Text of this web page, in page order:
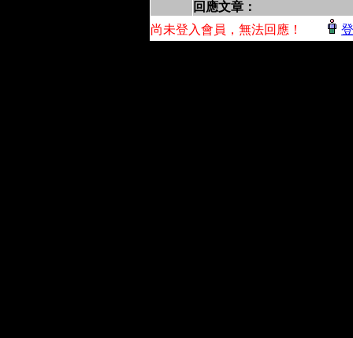
回應文章：
尚未登入會員，無法回應！